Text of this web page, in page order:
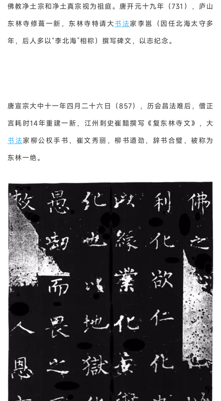
佛教净土宗和净土真宗视为祖庭。唐开元十九年（731），庐山
东林寺修葺一新，东林寺特请大书法家李邕（因任北海太守多
年，后人多以“李北海”相称）撰写碑文，以志纪念。
唐宣宗大中十一年四月二十六日（857），历会昌法难后，僧正
言耗时14年重建一新，江州刺史崔黯撰写《复东林寺文》，大
书法家柳公权手书，崔文秀丽，柳书遒劲，辞书合璧，被称为
东林一绝。